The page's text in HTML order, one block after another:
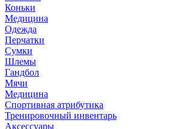
Коньки
Медицина
Одежда
Перчатки
Сумки
Шлемы
Гандбол
Мячи
Медицина
Спортивная атрибутика
Тренировочный инвентарь
Аксессуары